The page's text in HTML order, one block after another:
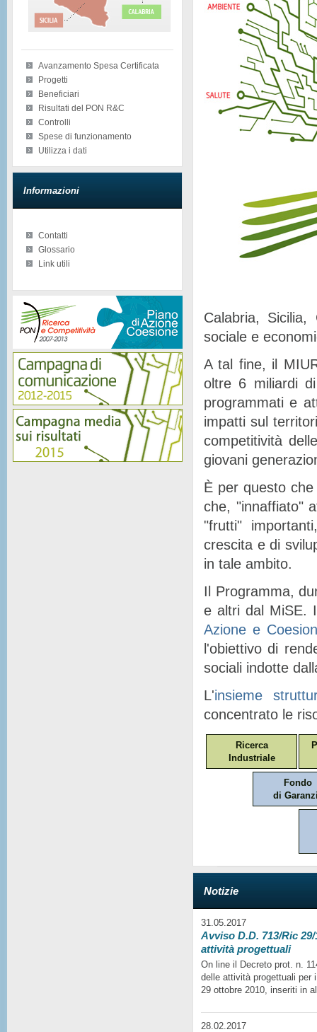
Avanzamento Spesa Certificata
Progetti
Beneficiari
Risultati del PON R&C
Controlli
Spese di funzionamento
Utilizza i dati
Informazioni
Contatti
Glossario
Link utili
Calabria, Sicilia,
sociale e
A tal fine, il
oltre 6 miliardi
programmati e
impatti sul
competitività
giovani
È per questo
che, "innaffiato"
"frutti"
crescita e di
in tale ambito.
Il Programma,
e altri dal MiSE.
Azione e
l'obiettivo di
sociali indotte
L'insieme
concentrato le
Ricerca
Industriale
Fondo
di
Notizie
31.05.2017
Avviso D.D. 713/Ric
attività progettuali
On line il Decreto prot. n.
delle attività progettuali per
29 ottobre 2010, inseriti in
28.02.2017